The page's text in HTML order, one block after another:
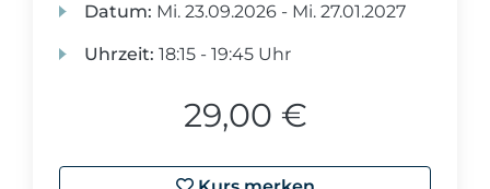
Datum: Mi. 23.09.2026 - Mi. 27.01.2027
Uhrzeit: 18:15 - 19:45 Uhr
29,00 €